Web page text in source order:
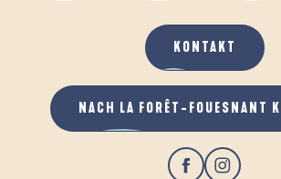
KONTAKT
NACH LA FORÊT-FOUESNANT